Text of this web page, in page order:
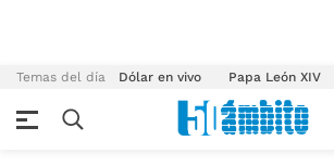
Temas del día Dólar en vivo Papa León XIV